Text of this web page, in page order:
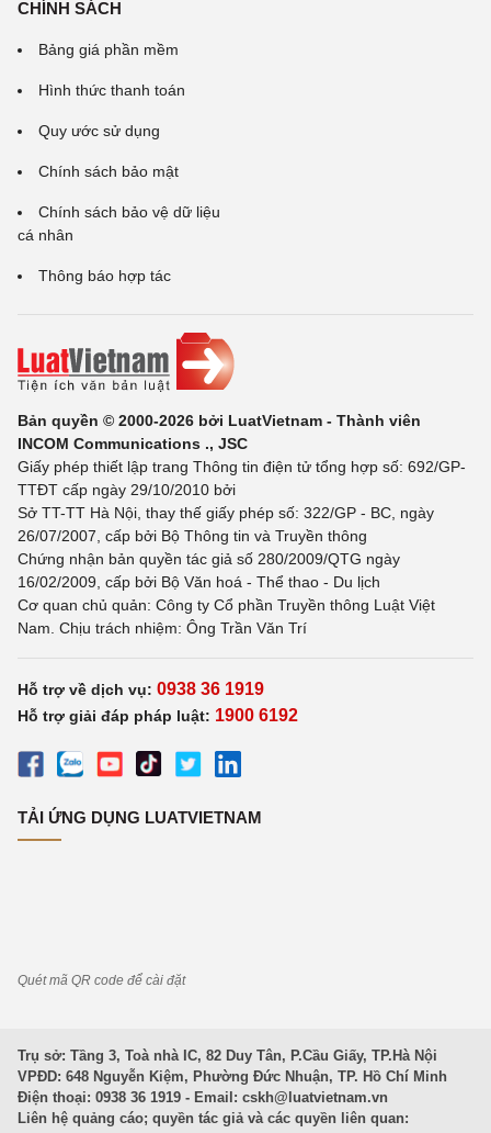
CHÍNH SÁCH
Bảng giá phần mềm
Hình thức thanh toán
Quy ước sử dụng
Chính sách bảo mật
Chính sách bảo vệ dữ liệu
cá nhân
Thông báo hợp tác
Bản quyền © 2000-2026 bởi LuatVietnam - Thành viên
INCOM Communications ., JSC
Giấy phép thiết lập trang Thông tin điện tử tổng hợp số: 692/GP-
TTĐT cấp ngày 29/10/2010 bởi
Sở TT-TT Hà Nội, thay thế giấy phép số: 322/GP - BC, ngày
26/07/2007, cấp bởi Bộ Thông tin và Truyền thông
Chứng nhận bản quyền tác giả số 280/2009/QTG ngày
16/02/2009, cấp bởi Bộ Văn hoá - Thể thao - Du lịch
Cơ quan chủ quản: Công ty Cổ phần Truyền thông Luật Việt
Nam. Chịu trách nhiệm: Ông Trần Văn Trí
Hỗ trợ về dịch vụ: 0938 36 1919
Hỗ trợ giải đáp pháp luật: 1900 6192
TẢI ỨNG DỤNG LUATVIETNAM
Quét mã QR code để cài đặt
Trụ sở: Tầng 3, Toà nhà IC, 82 Duy Tân, P.Cầu Giấy, TP.Hà Nội
VPĐD: 648 Nguyễn Kiệm, Phường Đức Nhuận, TP. Hồ Chí Minh
Điện thoại: 0938 36 1919 - Email: cskh@luatvietnam.vn
Liên hệ quảng cáo; quyền tác giả và các quyền liên quan: